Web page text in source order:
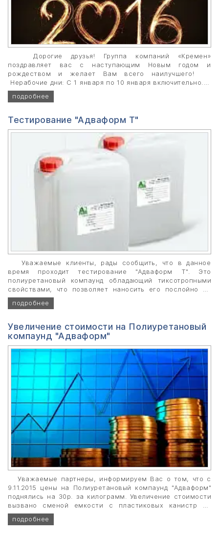
Дорогие друзья! Группа компаний «Кремен»
поздравляет вас с наступающим Новым годом и
рождеством и желает Вам всего наилучшего!
Нерабочие дни: С 1 января по 10 января включительно. С
11 января мы продолжаем работать в обычном режиме.
подробнее
Тестирование "Адваформ Т"
Уважаемые клиенты, рады сообщить, что в данное
время проходит тестирование "Адваформ Т". Это
полиуретановый компаунд обладающий тиксотропными
свойствами, что позволяет наносить его послойно на
любой поверхности, в том числе на вертикальных
плоскостях.
подробнее
Увеличение стоимости на Полиуретановый
компаунд "Адваформ"
Уважаемые партнеры, информируем Вас о том, что с
9.11.2015 цены на Полиуретановый компаунд "Адваформ"
поднялись на 30р. за килограмм. Увеличение стоимости
вызвано сменой емкости с пластиковых канистр на
металлические ведра и удорожанием сырья для
производства.
подробнее